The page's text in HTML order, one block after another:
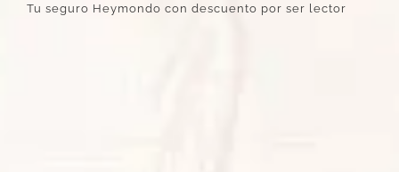
Tu seguro Heymondo con descuento por ser lector